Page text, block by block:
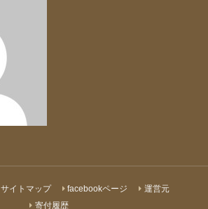
サイトマップ facebookページ
運営元
寄付履歴